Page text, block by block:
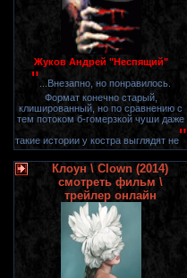
Жуков Андрей "Неспящий"
" ...Внезапно, но понравилось.
Формат конечно старый,
клишированный, но по сравнению с
тем потоком б-гомерзкой чуши даже
такие истории у костра выглядят не"
Клоун \ Clown (2014)
смотреть фильм \
трейлер онлайн